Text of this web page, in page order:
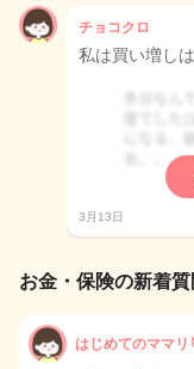
チョコクロ
私は買い増し
3月13日
お金・保険の新着質
はじめてのママリ